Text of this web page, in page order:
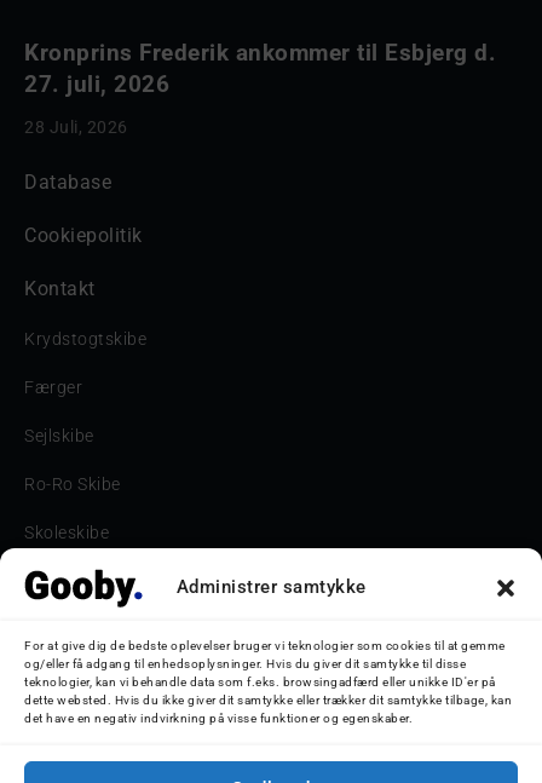
Administrer samtykke
For at give dig de bedste oplevelser bruger vi teknologier som cookies til at gemme
og/eller få adgang til enhedsoplysninger. Hvis du giver dit samtykke til disse
teknologier, kan vi behandle data som f.eks. browsingadfærd eller unikke ID'er på
dette websted. Hvis du ikke giver dit samtykke eller trækker dit samtykke tilbage, kan
det have en negativ indvirkning på visse funktioner og egenskaber.
Kronprins Frederik ankommer til Esbjerg d.
27. juli, 2026
28 Juli, 2026
Database
Cookiepolitik
Kontakt
Krydstogtskibe
Færger
Sejlskibe
Ro-Ro Skibe
Skoleskibe
Havne & Turbåde samt restaurantionsskibe
Bilskib
Storebæltsbroen